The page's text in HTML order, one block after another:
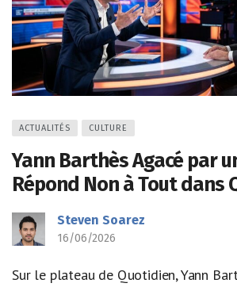
ACTUALITÉS CULTURE
Yann Barthès Agacé par
Répond Non à Tout dans
Steven Soarez
16/06/2026
Sur le plateau de Quotidien, Yann